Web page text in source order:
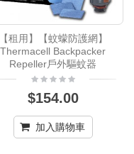
【租用】【蚊蠓防護網】
Thermacell Backpacker
Repeller戶外驅蚊器
$154.00
加入購物車